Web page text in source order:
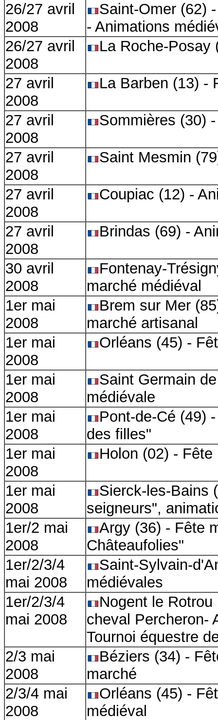
26/27 avril
2008
Saint-Omer (62)
- Animations
26/27 avril
2008
La Roche-Posay
27 avril
2008
La Barben (13) -
27 avril
2008
Sommières (30)
27 avril
2008
Saint Mesmin
27 avril
2008
Coupiac (12) -
27 avril
2008
Brindas (69) -
30 avril
2008
Fontenay-
marché médiéval
1er mai
2008
Brem sur Mer
marché artisanal
1er mai
2008
Orléans (45) -
1er mai
2008
Saint Germain
médiévale
1er mai
2008
Pont-de-Cé (49)
des filles"
1er mai
2008
Holon (02) -
1er mai
2008
Sierck-les-Bains
seigneurs",
1er/2 mai
2008
Argy (36) - Fête
Châteaufolies"
1er/2/3/4
mai 2008
Saint-Sylvain-
médiévales
1er/2/3/4
mai 2008
Nogent le
cheval Percheron-
Tournoi équestre
2/3 mai
2008
Béziers (34) -
marché
2/3/4 mai
2008
Orléans (45) -
médiéval